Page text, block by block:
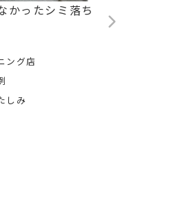
かったシミ落ち
ング店
しみ